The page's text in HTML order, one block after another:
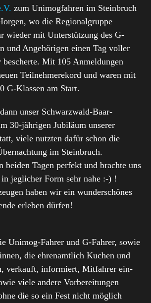
zum Unimogfahren im Steinbruch
wo die Regionalgruppe
wieder mit Unterstützung des G-
und Angehörigen einen Tag voller
bescherte. Mit 105 Anmeldungen
Teilnehmerekord und waren mit
G-Klassen am Start.
unser Schwarzwald-Baar-
30-jährigen Jubiläum unserer
viele nutzten dafür schon die
im Steinbruch.
beiden Tagen perfekt und brachte uns
jeglicher Form sehr nahe :-) !
haben wir ein wunderschönes
erleben dürfen!
Unimog-Fahrer und G-Fahrer, sowie
die ehrenamtlich Kuchen und
verkauft, informiert, Mitfahrer ein-
viele andere Vorbereitungen
die so ein Fest nicht möglich